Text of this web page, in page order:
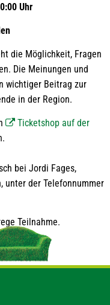
Uhr
die Möglichkeit, Fragen
Die Meinungen und
wichtiger Beitrag zur
in der Region.
Ticketshop auf der
bei Jordi Fages,
unter der Telefonnummer
Teilnahme.